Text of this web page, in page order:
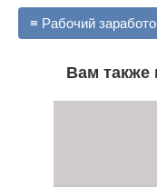
≡ Рабочий
Вам также